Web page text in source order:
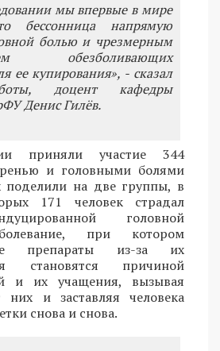
мы впервые в мире
бессонница напрямую
болью и чрезмерным
обезболивающих
ее купирования», - сказал
доцент кафедры
Денис Гилёв.
приняли участие 344
и головными болями
поделили на две группы, в
171 человек страдал
головной
при котором
препараты из-за их
становятся причиной
и их учащения, вызывая
них и заставляя человека
снова и снова.